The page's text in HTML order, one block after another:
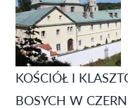
KOŚCIÓŁ I
BOSYCH W